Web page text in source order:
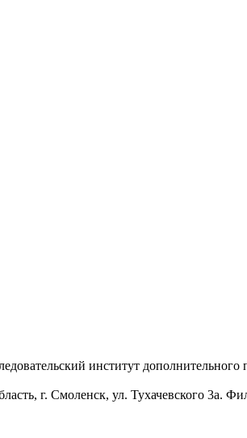
институт
г. Смоленск, ул. Тухачевского 3а.